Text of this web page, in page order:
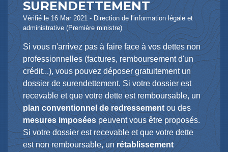
SURENDETTEMENT
Vérifié le 16 Mar 2021 - Direction de l'information légale et
administrative (Première ministre)
Si vous n'arrivez pas à faire face à vos dettes non
professionnelles (factures, remboursement d'un
crédit...), vous pouvez déposer gratuitement un
dossier de surendettement. Si votre dossier est
recevable et que votre dette est remboursable, un
plan conventionnel de redressementou des
mesures imposéespeuvent vous être proposés.
Si votre dossier est recevable et que votre dette
est non remboursable, unrétablissement